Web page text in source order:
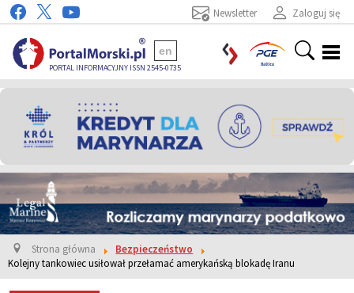
Zaloguj się
Newsletter
PORTAL INFORMACYJNY ISSN 2545-0735
en
Strona główna
Bezpieczeństwo
Kolejny tankowiec usiłował przełamać amerykańską blokadę Iranu